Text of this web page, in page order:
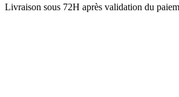
Livraison sous 72H après validation du